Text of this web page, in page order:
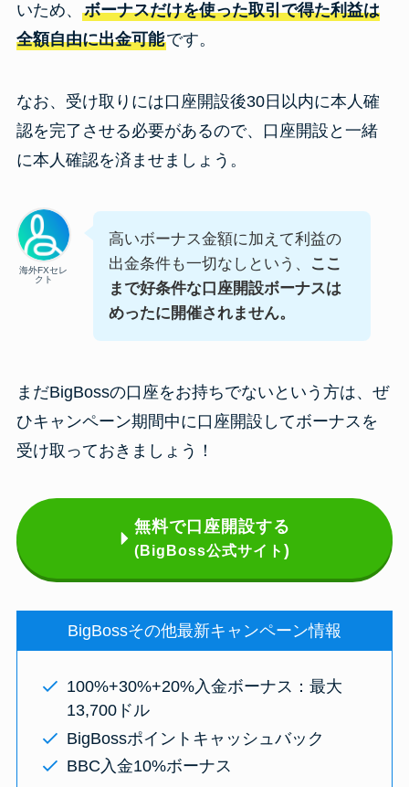
いため、 ボーナスだけを使った取引で得た利益は
全額自由に出金可能です。
なお、受け取りには口座開設後30日以内に本人確
認を完了させる必要があるので、口座開設と一緒
に本人確認を済ませましょう。
海外FXセレ
クト
高いボーナス金額に加えて利益の
出金条件も一切なしという、
ここ
まで好条件な口座開設ボーナスは
めったに開催されません。
まだBigBossの口座をお持ちでないという方は、ぜ
ひキャンペーン期間中に口座開設してボーナスを
受け取っておきましょう！
無料で口座開設する
(BigBoss公式サイト )
BigBossその他最新キャンペーン情報
100%+30%+20%入金ボーナス：最大
13,700ドル
BigBossポイントキャッシュバック
BBC入金10%ボーナス